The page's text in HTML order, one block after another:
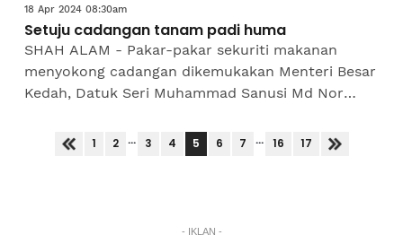
18 Apr 2024 08:30am
Setuju cadangan tanam padi huma
SHAH ALAM - Pakar-pakar sekuriti makanan
menyokong cadangan dikemukakan Menteri Besar
Kedah, Datuk Seri Muhammad Sanusi Md Nor
mengusahakan tanaman padi huma...
1 2 ... 3 4 5 6 7 ... 16 17
- IKLAN -